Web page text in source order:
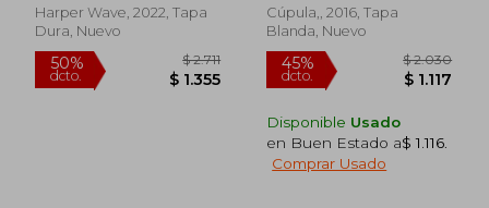
40%
Happy: 3 (Genius
Living) (en Inglés)
Harper Wave, 2022, Tapa
Dura, Nuevo
Cúpula,, 2016, Tapa
Blanda, Nuevo
Disponible Usado
en Buen Estado a$ 1.116
Comprar Usado